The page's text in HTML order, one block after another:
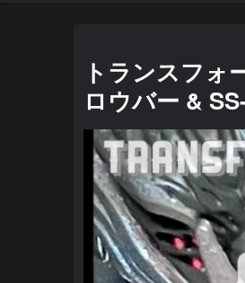
トランスフォ
ロウバー &